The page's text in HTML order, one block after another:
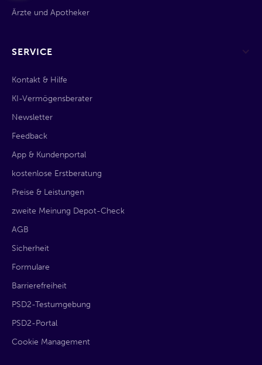
Ärzte und Apotheker
SERVICE
Kontakt & Hilfe
KI-Vermögensberater
Newsletter
Feedback
App & Kundenportal
kostenlose Erstberatung
Preise & Leistungen
zweite Meinung Depot-Check
AGB
Sicherheit
Formulare
Barrierefreiheit
PSD2-Testumgebung
PSD2-Portal
Cookie Management